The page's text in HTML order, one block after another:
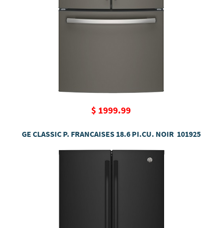
$ 1999.99
GE CLASSIC P. FRANCAISES 18.6 PI.CU. NOIR 101925